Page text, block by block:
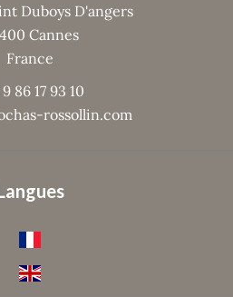
Duboys D'angers
Cannes
France
86 17 93 10
rossollin.com